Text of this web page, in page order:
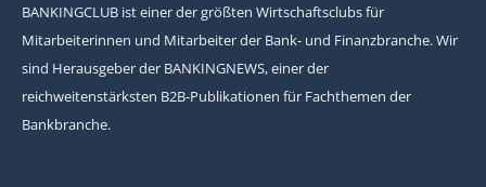
BANKINGCLUB ist einer der größten Wirtschaftsclubs für
Mitarbeiterinnen und Mitarbeiter der Bank- und Finanzbranche. Wir
sind Herausgeber der BANKINGNEWS, einer der
reichweitenstärksten B2B-Publikationen für Fachthemen der
Bankbranche.